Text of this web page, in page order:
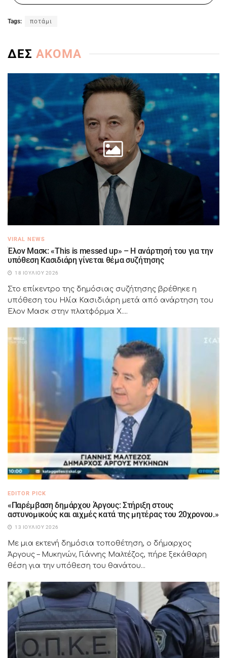
Tags: ποτάμι
ΔΕΣ ΑΚΟΜΑ
VIRAL NEWS
Έλον Μασκ: «This is messed up» – Η ανάρτησή του για την
υπόθεση Κασιδιάρη γίνεται θέμα συζήτησης
18 ΙΟΥΛΊΟΥ 2026
Στο επίκεντρο της δημόσιας συζήτησης βρέθηκε η
υπόθεση του Ηλία Κασιδιάρη μετά από ανάρτηση του
Έλον Μασκ στην πλατφόρμα X....
EDITOR PICK
«Παρέμβαση δημάρχου Άργους: Στήριξη στους
αστυνομικούς και αιχμές κατά της μητέρας του 20χρονου.»
13 ΙΟΥΛΊΟΥ 2026
Με μια εκτενή δημόσια τοποθέτηση, ο δήμαρχος
Άργους – Μυκηνών, Γιάννης Μαλτέζος, πήρε ξεκάθαρη
θέση για την υπόθεση του θανάτου...